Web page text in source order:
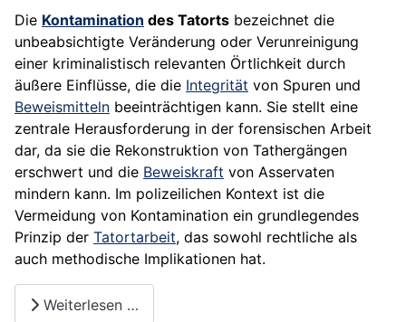
Die Kontamination des Tatorts bezeichnet die
unbeabsichtigte Veränderung oder Verunreinigung
einer kriminalistisch relevanten Örtlichkeit durch
äußere Einflüsse, die die Integrität von Spuren und
Beweismitteln beeinträchtigen kann. Sie stellt eine
zentrale Herausforderung in der forensischen Arbeit
dar, da sie die Rekonstruktion von Tathergängen
erschwert und die Beweiskraft von Asservaten
mindern kann. Im polizeilichen Kontext ist die
Vermeidung von Kontamination ein grundlegendes
Prinzip der Tatortarbeit, das sowohl rechtliche als
auch methodische Implikationen hat.
Weiterlesen …